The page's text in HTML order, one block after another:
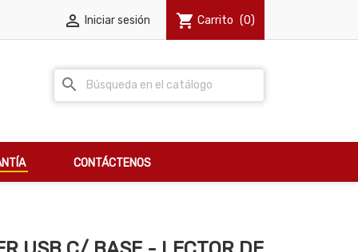
 Iniciar sesión shopping_cart Carrito (0)
search
CONTÁCTENOS